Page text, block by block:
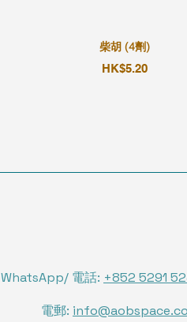
柴胡 (4劑)
HK$5.20
WhatsApp/ 電話: +852 5291
電郵: